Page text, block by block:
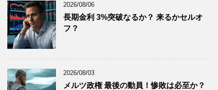
2025年10月(10)
2025年9月(9)
2025年8月
2025年6月(9)
2025年5月
(8)
2026/08/06
長期金利 3%突破なるか？ 来るかセルオ
フ？
2026/08/03
メルツ政権 最後の動員！惨敗は必至か？